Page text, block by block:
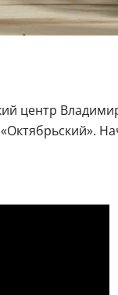
центр